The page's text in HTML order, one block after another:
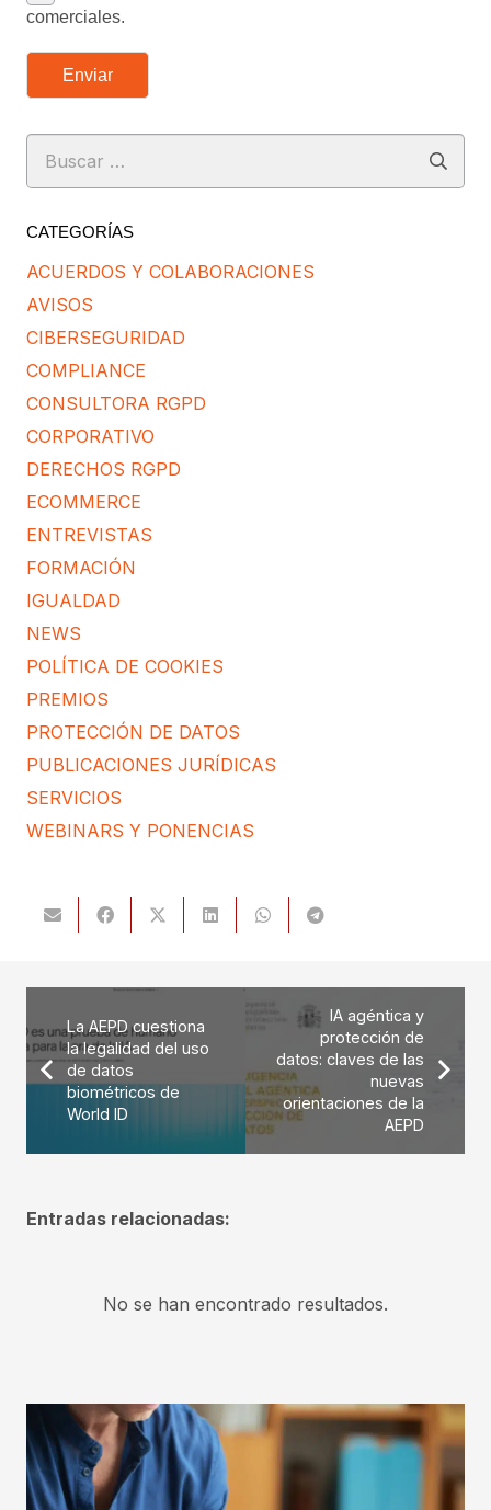
comerciales.
Enviar
Buscar:
CATEGORÍAS
ACUERDOS Y COLABORACIONES
AVISOS
CIBERSEGURIDAD
COMPLIANCE
CONSULTORA RGPD
CORPORATIVO
DERECHOS RGPD
ECOMMERCE
ENTREVISTAS
FORMACIÓN
IGUALDAD
NEWS
POLÍTICA DE COOKIES
PREMIOS
PROTECCIÓN DE DATOS
PUBLICACIONES JURÍDICAS
SERVICIOS
WEBINARS Y PONENCIAS
La AEPD cuestiona
la legalidad del uso
de datos
biométricos de
World ID
IA agéntica y
protección de
datos: claves de las
nuevas
orientaciones de la
AEPD
Entradas relacionadas:
No se han encontrado resultados.